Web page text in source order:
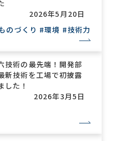
ージョン
#統合報告書
2026年5月20日
のづくり #環境 #技術力
技術の最先端！開発部
新技術を工場で初披露
した！
2026年3月5日